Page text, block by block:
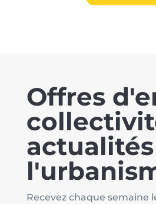
Offres
Recevez chaque semaine